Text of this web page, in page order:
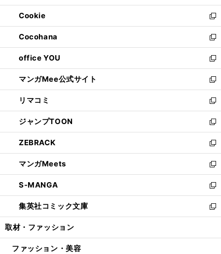
開
く
ウ
で
開
く
ン
ド
ウ
で
開
く
ウ
ィ
ン
ド
ウ
で
開
く
Cookie
新
し
い
ウ
ィ
ン
ド
ウ
で
開
く
Cocohana
新
し
い
ウ
ィ
ン
ド
ウ
で
開
く
office YOU
新
し
い
ウ
ィ
ン
ド
ウ
で
開
く
マンガMee公式サイト
新
し
い
ウ
ィ
ン
ド
ウ
で
開
く
リマコミ
新
し
い
ウ
ィ
ン
ド
ウ
で
開
く
ジャンプTOON
新
し
い
ウ
ィ
ン
ド
ウ
で
開
ZEBRACK
新
し
い
ウ
ィ
ン
ド
ウ
開
マンガMeets
新
し
い
ウ
ィ
ン
ウ
S-MANGA
新
し
い
ウ
ン
集英社コミック文庫
新
し
ウ
取材・ファッション
ファッション・美容